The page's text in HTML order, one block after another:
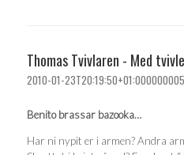
Thomas Tvivlaren - Med
2010-01-
Benito brassar bazooka…
Har ni nypit er i armen? Andra